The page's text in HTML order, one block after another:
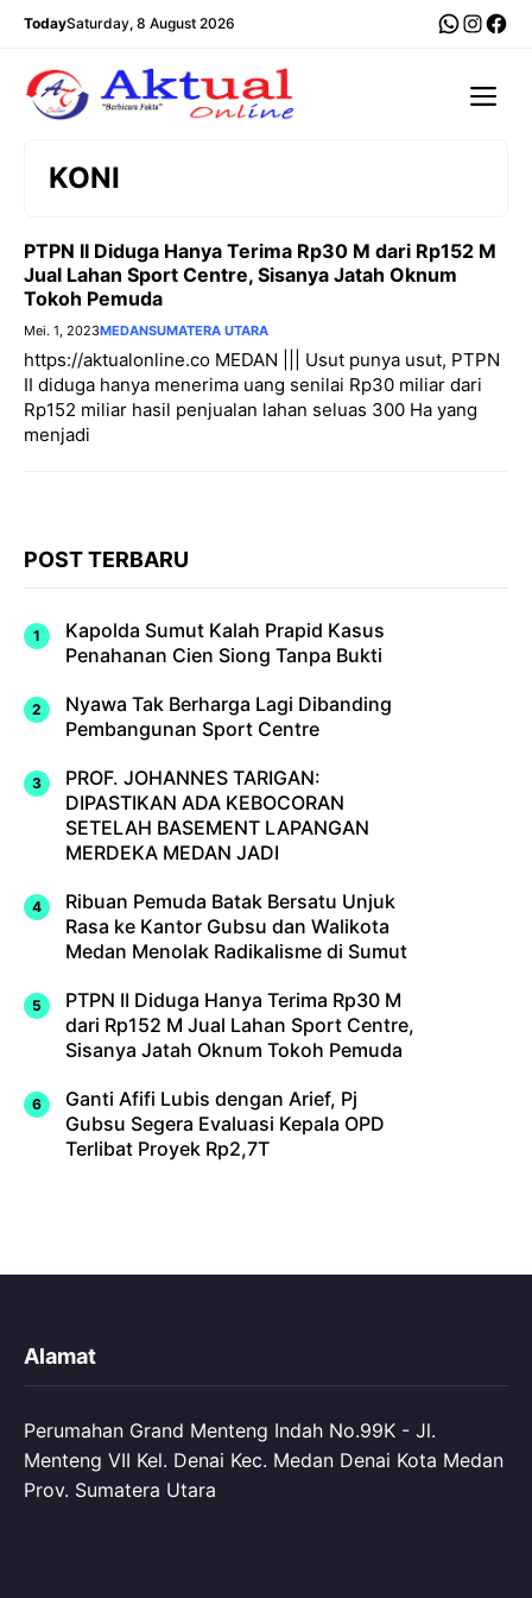
Langsung
TodaySaturday, 8 August 2026
KONI
PTPN II Diduga Hanya Terima Rp30 M dari Rp152 M
Jual Lahan Sport Centre, Sisanya Jatah Oknum
Tokoh Pemuda
Mei. 1, 2023MEDANSUMATERA UTARA
https://aktualonline.co MEDAN ||| Usut punya usut, PTPN
II diduga hanya menerima uang senilai Rp30 miliar dari
Rp152 miliar hasil penjualan lahan seluas 300 Ha yang
menjadi
POST TERBARU
Kapolda Sumut Kalah Prapid Kasus
Penahanan Cien Siong Tanpa Bukti
Nyawa Tak Berharga Lagi Dibanding
Pembangunan Sport Centre
PROF. JOHANNES TARIGAN:
DIPASTIKAN ADA KEBOCORAN
SETELAH BASEMENT LAPANGAN
MERDEKA MEDAN JADI
Ribuan Pemuda Batak Bersatu Unjuk
Rasa ke Kantor Gubsu dan Walikota
Medan Menolak Radikalisme di Sumut
PTPN II Diduga Hanya Terima Rp30 M
dari Rp152 M Jual Lahan Sport Centre,
Sisanya Jatah Oknum Tokoh Pemuda
Ganti Afifi Lubis dengan Arief, Pj
Gubsu Segera Evaluasi Kepala OPD
Terlibat Proyek Rp2,7T
Alamat
Perumahan Grand Menteng Indah No.99K - Jl.
Menteng VII Kel. Denai Kec. Medan Denai Kota Medan
Prov. Sumatera Utara